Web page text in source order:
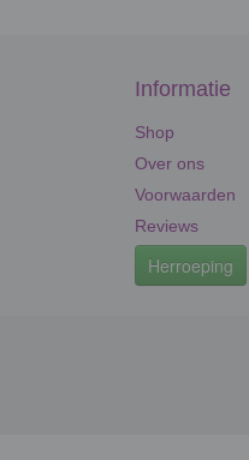
Informatie
Shop
Over ons
Voorwaarden
Reviews
Herroeping